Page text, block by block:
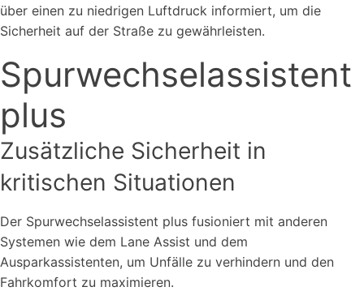
über einen zu niedrigen Luftdruck informiert, um die
Sicherheit auf der Straße zu gewährleisten.
Spurwechselassistent
plus
Zusätzliche Sicherheit in
kritischen Situationen
Der Spurwechselassistent plus fusioniert mit anderen
Systemen wie dem Lane Assist und dem
Ausparkassistenten, um Unfälle zu verhindern und den
Fahrkomfort zu maximieren.